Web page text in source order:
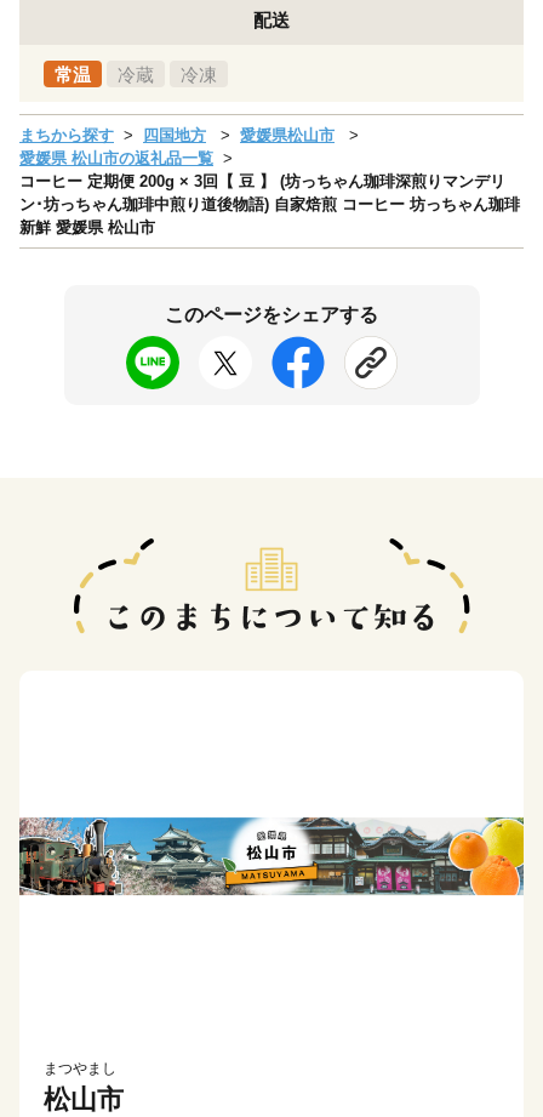
配送
常温 冷蔵 冷凍
まちから探す 四国地方
愛媛県松山市
愛媛県 松山市の返礼品一覧
コーヒー 定期便 200g × 3回【 豆 】 (坊っちゃん珈琲深煎りマンデリ
ン･坊っちゃん珈琲中煎り道後物語) 自家焙煎 コーヒー 坊っちゃん珈琲
新鮮 愛媛県 松山市
このページをシェアする
まつやまし
松山市